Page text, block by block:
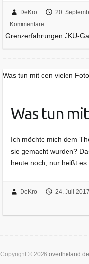
DeKro 20.
Kommentare
Grenzerfahrungen JKU-
Was tun mit den vielen
Was tun
Ich möchte mich dem
sie gemacht wurden?
heute noch, nur heißt
DeKro 24. Juli 2017
Copyright © 2026 overtheland.de